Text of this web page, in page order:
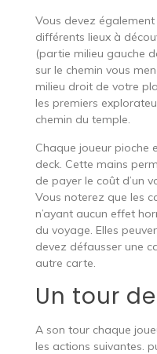
Vous devez
différents lieux à
(partie milieu gauche
sur le chemin vous
milieu droit de votre
les premiers
chemin du temple.
Chaque joueur pioche
deck. Cette mains
de payer le coût d’un
Vous noterez que les
n’ayant aucun effet
du voyage. Elles
devez défausser une
autre carte.
Un tour
A son tour chaque
les actions suivantes.